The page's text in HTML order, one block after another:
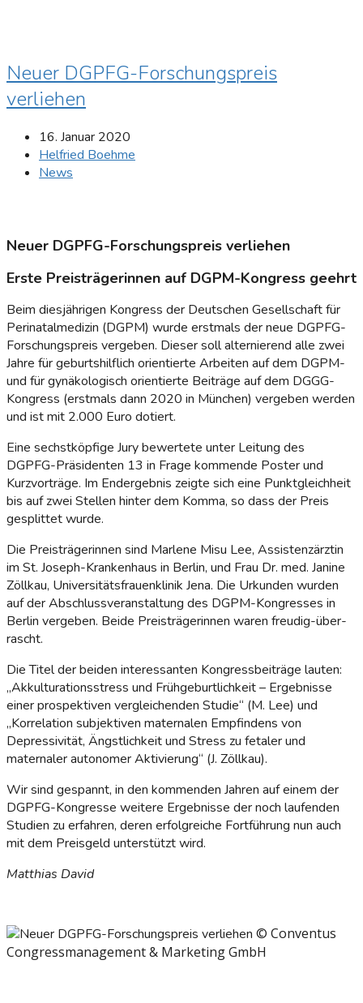
Neuer DGPFG-Forschungspreis
verliehen
16. Januar 2020
Helfried Boehme
News
Neuer DGPFG-Forschungspreis verliehen
Erste Preisträgerinnen auf DGPM-Kongress geehrt
Beim diesjährigen Kongress der Deutschen Gesellschaft für
Peri­natalmedizin (DGPM) wurde erstmals der neue DGPFG-
For­schungspreis vergeben. Dieser soll alternierend alle zwei
Jahre für geburtshilflich orientierte Arbeiten auf dem DGPM-
und für gynäkologisch orientierte Beiträge auf dem DGGG-
Kongress (erstmals dann 2020 in München) vergeben werden
und ist mit 2.000 Euro dotiert.
Eine sechstköpfige Jury bewertete unter Leitung des
DGPFG-Präsidenten 13 in Frage kommende Poster und
Kurzvorträge. Im Endergebnis zeigte sich eine Punktgleichheit
bis auf zwei Stellen hinter dem Komma, so dass der Preis
gesplittet wurde.
Die Preisträgerinnen sind Marlene Misu Lee, Assistenzärztin
im St. Joseph-Krankenhaus in Berlin, und Frau Dr. med. Janine
Zöllkau, Universitätsfrauenklinik Jena. Die Urkunden wurden
auf der Abschluss­veranstaltung des DGPM-Kongresses in
Berlin vergeben. Beide Preisträgerinnen waren freudig-über­
rascht.
Die Titel der beiden interessanten Kongressbeiträge lauten:
„Akkulturationsstress und Frühgeburtlichkeit – Ergebnisse
einer prospektiven vergleichenden Studie“ (M. Lee) und
„Korrelation subjektiven maternalen Empfindens von
Depressivität, Ängstlichkeit und Stress zu feta­ler und
maternaler autonomer Aktivierung“ (J. Zöllkau).
Wir sind gespannt, in den kommenden Jahren auf einem der
DGPFG-Kongresse weitere Ergebnisse der noch laufenden
Studien zu erfahren, deren erfolgreiche Fortführung nun auch
mit dem Preisgeld unterstützt wird.
Matthias David
© Conventus
Congressmanagement & Marketing GmbH